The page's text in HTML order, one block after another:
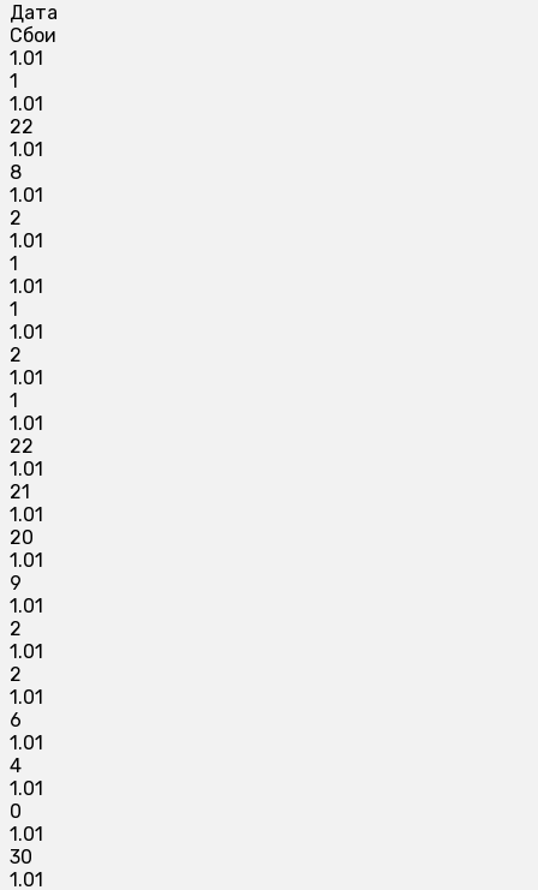
Дата
Сбои
1.01
1
1.01
22
1.01
8
1.01
2
1.01
1
1.01
1
1.01
2
1.01
1
1.01
22
1.01
21
1.01
20
1.01
9
1.01
2
1.01
2
1.01
6
1.01
4
1.01
0
1.01
30
1.01